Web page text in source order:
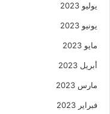
يوليو 2023
يونيو 2023
مايو 2023
أبريل 2023
مارس 2023
فبراير 2023